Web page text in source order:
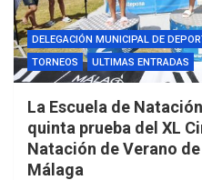
DELEGACIÓN MUNICIPAL DE
TORNEOS
ULTIMAS ENTRADAS
La Escuela de
quinta prueba del XL
Natación de Verano
Málaga